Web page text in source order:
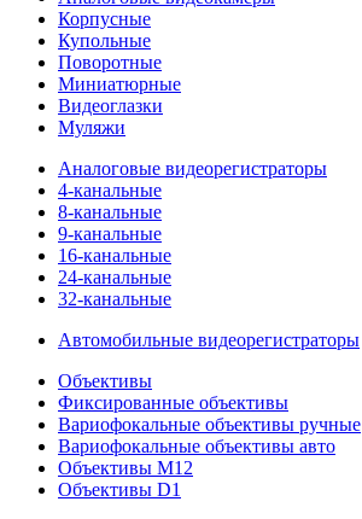
Корпусные
Купольные
Поворотные
Миниатюрные
Видеоглазки
Муляжи
Аналоговые видеорегистраторы
4-канальные
8-канальные
9-канальные
16-канальные
24-канальные
32-канальные
Автомобильные видеорегистраторы
Объективы
Фиксированные объективы
Вариофокальные объективы ручные
Вариофокальные объективы авто
Объективы M12
Объективы D1